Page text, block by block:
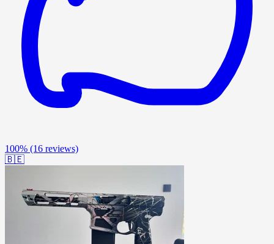
100% (16 reviews)
🇧🇪